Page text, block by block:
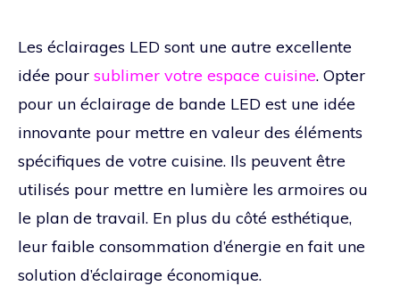
Les éclairages LED sont une autre excellente
idée pour sublimer votre espace cuisine. Opter
pour un éclairage de bande LED est une idée
innovante pour mettre en valeur des éléments
spécifiques de votre cuisine. Ils peuvent être
utilisés pour mettre en lumière les armoires ou
le plan de travail. En plus du côté esthétique,
leur faible consommation d’énergie en fait une
solution d’éclairage économique.